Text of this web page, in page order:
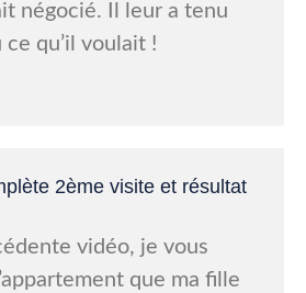
négocié. Il leur a tenu
qu’il voulait !
2ème visite et résultat
vidéo, je vous
que ma fille